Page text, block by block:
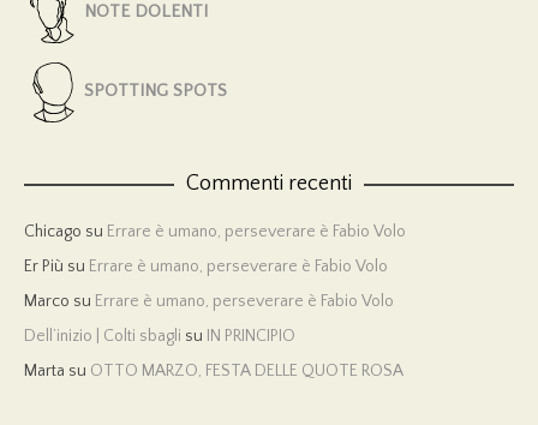
NOTE DOLENTI
SPOTTING SPOTS
Commenti recenti
Chicago su Errare è umano, perseverare è Fabio Volo
Er Più su Errare è umano, perseverare è Fabio Volo
Marco su Errare è umano, perseverare è Fabio Volo
Dell’inizio | Colti sbagli su IN PRINCIPIO
Marta su OTTO MARZO, FESTA DELLE QUOTE ROSA